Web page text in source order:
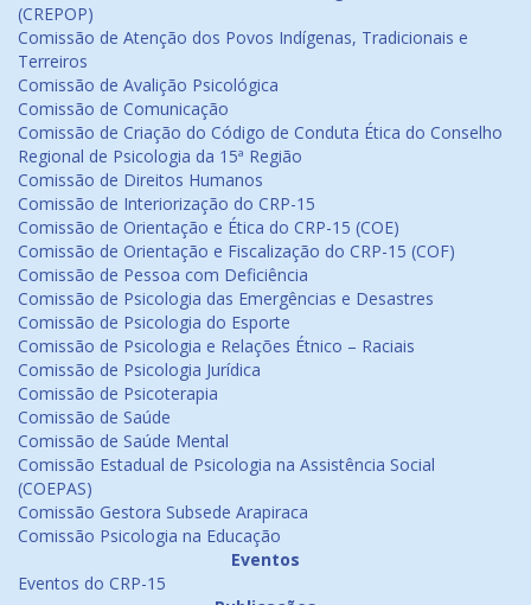
(CREPOP)
Comissão de Atenção dos Povos Indígenas, Tradicionais e
Terreiros
Comissão de Avalição Psicológica
Comissão de Comunicação
Comissão de Criação do Código de Conduta Ética do Conselho
Regional de Psicologia da 15ª Região
Comissão de Direitos Humanos
Comissão de Interiorização do CRP-15
Comissão de Orientação e Ética do CRP-15 (COE)
Comissão de Orientação e Fiscalização do CRP-15 (COF)
Comissão de Pessoa com Deficiência
Comissão de Psicologia das Emergências e Desastres
Comissão de Psicologia do Esporte
Comissão de Psicologia e Relações Étnico – Raciais
Comissão de Psicologia Jurídica
Comissão de Psicoterapia
Comissão de Saúde
Comissão de Saúde Mental
Comissão Estadual de Psicologia na Assistência Social
(COEPAS)
Comissão Gestora Subsede Arapiraca
Comissão Psicologia na Educação
Eventos
Eventos do CRP-15